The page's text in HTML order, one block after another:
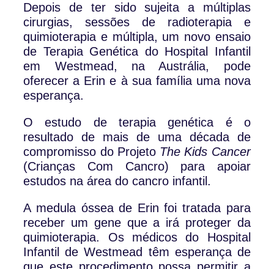
Depois de ter sido sujeita a múltiplas
cirurgias, sessões de radioterapia e
quimioterapia e múltipla, um novo ensaio
de Terapia Genética do Hospital Infantil
em Westmead, na Austrália, pode
oferecer a Erin e à sua família uma nova
esperança.
O estudo de terapia genética é o
resultado de mais de uma década de
compromisso do Projeto The Kids Cancer
(Crianças Com Cancro) para apoiar
estudos na área do cancro infantil.
A medula óssea de Erin foi tratada para
receber um gene que a irá proteger da
quimioterapia. Os médicos do Hospital
Infantil de Westmead têm esperança de